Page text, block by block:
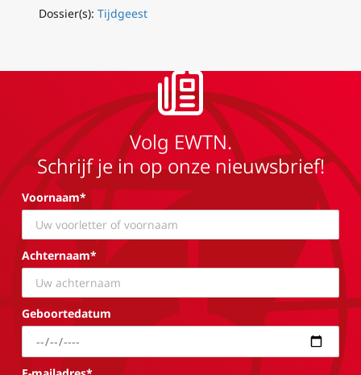
Dossier(s): Tijdgeest
Volg EWTN.
Schrijf je in op onze nieuwsbrief!
Voornaam*
Achternaam*
Geboortedatum